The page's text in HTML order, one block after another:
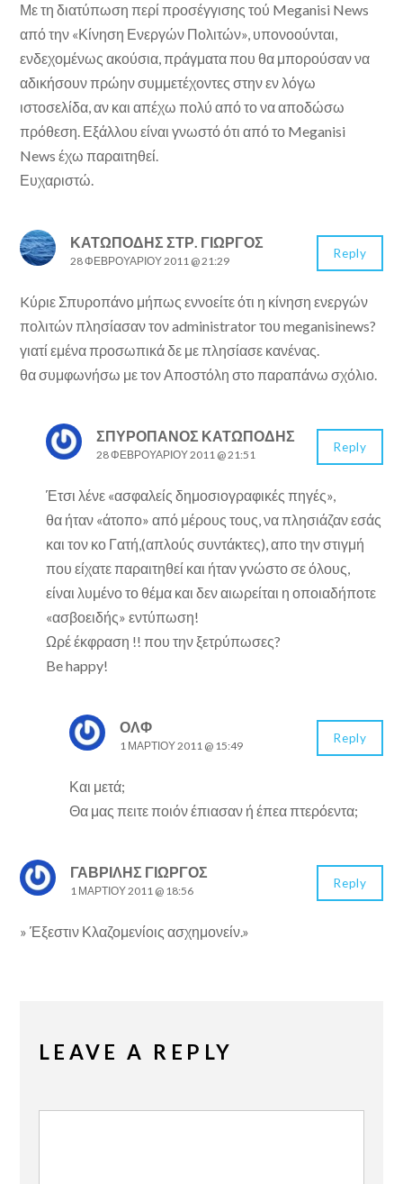
Με τη διατύπωση περί προσέγγισης τού Meganisi News
από την «Κίνηση Ενεργών Πολιτών», υπονοούνται,
ενδεχομένως ακούσια, πράγματα που θα μπορούσαν να
αδικήσουν πρώην συμμετέχοντες στην εν λόγω
ιστοσελίδα, αν και απέχω πολύ από το να αποδώσω
πρόθεση. Εξάλλου είναι γνωστό ότι από το Meganisi
News έχω παραιτηθεί.
Ευχαριστώ.
ΚΑΤΩΠΌΔΗΣ ΣΤΡ. ΓΙΏΡΓΟΣ
28 ΦΕΒΡΟΥΑΡΊΟΥ 2011 @ 21:29
Kύριε Σπυροπάνο μήπως εννοείτε ότι η κίνηση ενεργών
πολιτών πλησίασαν τον administrator του meganisinews?
γιατί εμένα προσωπικά δε με πλησίασε κανένας.
θα συμφωνήσω με τον Αποστόλη στο παραπάνω σχόλιο.
Reply
ΣΠΥΡΟΠΑΝΟΣ ΚΑΤΩΠΟΔΗΣ
28 ΦΕΒΡΟΥΑΡΊΟΥ 2011 @ 21:51
Έτσι λένε «ασφαλείς δημοσιογραφικές πηγές»,
θα ήταν «άτοπο» από μέρους τους, να πλησιάζαν εσάς
και τον κο Γατή,(απλούς συντάκτες), απο την στιγμή
που είχατε παραιτηθεί και ήταν γνώστο σε όλους,
είναι λυμένο το θέμα και δεν αιωρείται η οποιαδήποτε
«ασβοειδής» εντύπωση!
Ωρέ έκφραση !! που την ξετρύπωσες?
Be happy!
Reply
ΟΛΦ
1 ΜΑΡΤΊΟΥ 2011 @ 15:49
Και μετά;
Θα μας πειτε ποιόν έπιασαν ή έπεα πτερόεντα;
Reply
ΓΑΒΡΊΛΗΣ ΓΙΏΡΓΟΣ
1 ΜΑΡΤΊΟΥ 2011 @ 18:56
» Έξεστιν Κλαζομενίοις ασχημονείν.»
Reply
LEAVE A REPLY